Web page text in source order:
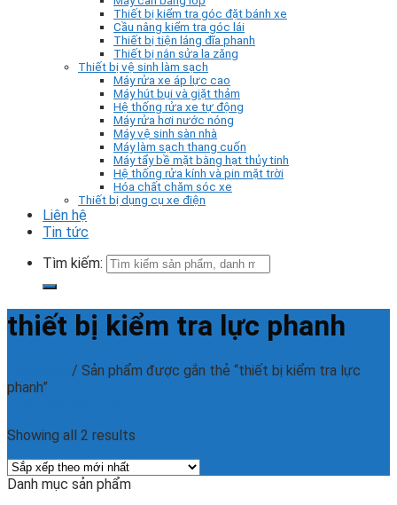
Thiết bị kiểm tra góc đặt bánh xe
Cầu nâng kiểm tra góc lái
Thiết bị tiện láng đĩa phanh
Thiết bị nắn sửa la zăng
Thiết bị vệ sinh làm sạch
Máy rửa xe áp lực cao
Máy hút bụi và giặt thảm
Hệ thống rửa xe tự động
Máy rửa hơi nước nóng
Máy vệ sinh sàn nhà
Máy làm sạch thang cuốn
Máy tẩy bề mặt bằng hạt thủy tinh
Hệ thống rửa kính và pin mặt trời
Hóa chất chăm sóc xe
Thiết bị dụng cụ xe điện
Liên hệ
Tin tức
Tìm kiếm:
thiết bị kiểm tra lực phanh
/ Sản phẩm được gắn thẻ “thiết bị kiểm tra lực
phanh”
Showing all 2 results
Danh mục sản phẩm